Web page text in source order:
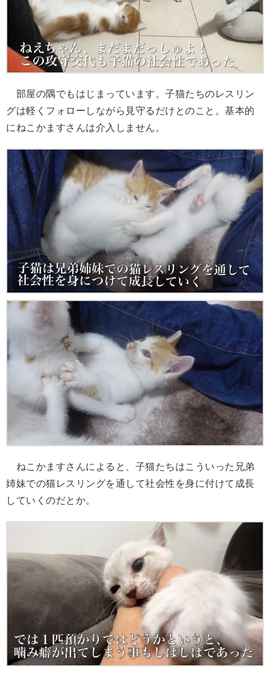
部屋の隅でもはじまっています。子猫たちのレスリン
グは軽くフォローしながら見守るだけとのこと。基本的
にねこかますさんは介入しません。
ねこかますさんによると、子猫たちはこういった兄弟
姉妹での猫レスリングを通して社会性を身に付けて成長
していくのだとか。